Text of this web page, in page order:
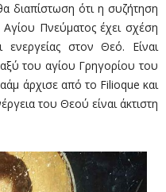
διαπίστωση ότι η συζήτηση
Πνεύματος έχει σχέση
στον Θεό. Είναι
του αγίου Γρηγορίου του
άρχισε από το Filioque και
του Θεού είναι άκτιστη